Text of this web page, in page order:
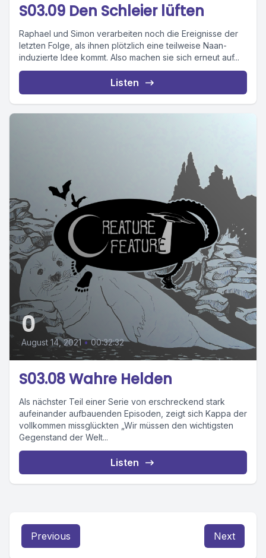
S03.09 Den Schleier lüften
Raphael und Simon verarbeiten noch die Ereignisse der
letzten Folge, als ihnen plötzlich eine teilweise Naan-
induzierte Idee kommt. Also machen sie sich erneut auf...
Listen
0
August 14, 2021 • 00:32:32
S03.08 Wahre Helden
Als nächster Teil einer Serie von erschreckend stark
aufeinander aufbauenden Episoden, zeigt sich Kappa der
vollkommen missglückten „Wir müssen den wichtigsten
Gegenstand der Welt...
Listen
Previous Next